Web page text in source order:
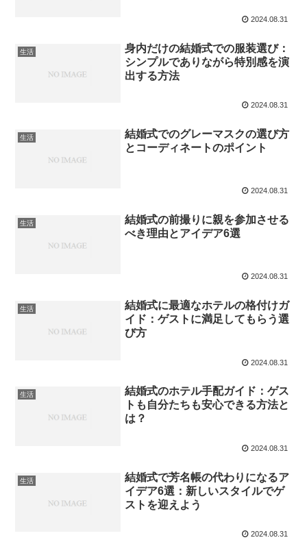
2024.08.31
生活
身内だけの結婚式での服装選び：
シンプルでありながら特別感を演
出する方法
2024.08.31
生活
結婚式でのグレーマスクの選び方
とコーディネートのポイント
2024.08.31
生活
結婚式の前撮りに親を参加させる
べき理由とアイデア6選
2024.08.31
生活
結婚式に最適なホテルの格付けガ
イド：ゲストに満足してもらう選
び方
2024.08.31
生活
結婚式のホテル手配ガイド：ゲス
トも自分たちも安心できる方法と
は？
2024.08.31
生活
結婚式で芳名帳の代わりになるア
イデア6選：新しいスタイルでゲ
ストを迎えよう
2024.08.31